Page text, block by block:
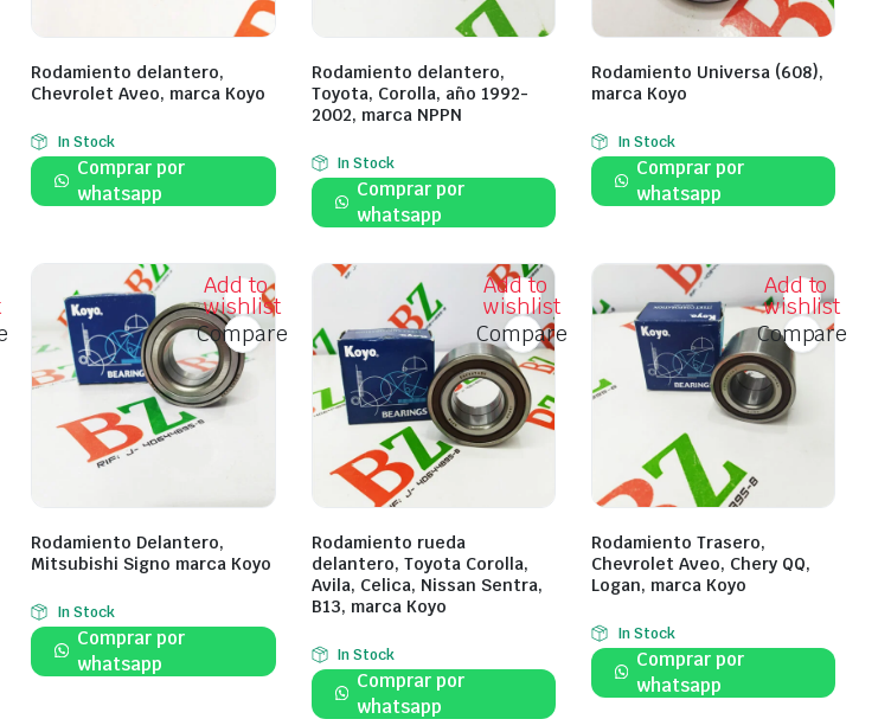
Rodamiento delantero,
Chevrolet Aveo, marca Koyo
In Stock
Comprar por
whatsapp
Rodamiento delantero,
Toyota, Corolla, año 1992-
2002, marca NPPN
In Stock
Comprar por
whatsapp
Rodamiento Universa (608),
marca Koyo
In Stock
Comprar por
whatsapp
Add to
wishlist
Compare
Rodamiento Delantero,
Mitsubishi Signo marca Koyo
In Stock
Comprar por
whatsapp
Add to
wishlist
Compare
Rodamiento rueda
delantero, Toyota Corolla,
Avila, Celica, Nissan Sentra,
B13, marca Koyo
In Stock
Comprar por
whatsapp
Add to
wishlist
Compare
Rodamiento Trasero,
Chevrolet Aveo, Chery QQ,
Logan, marca Koyo
In Stock
Comprar por
whatsapp